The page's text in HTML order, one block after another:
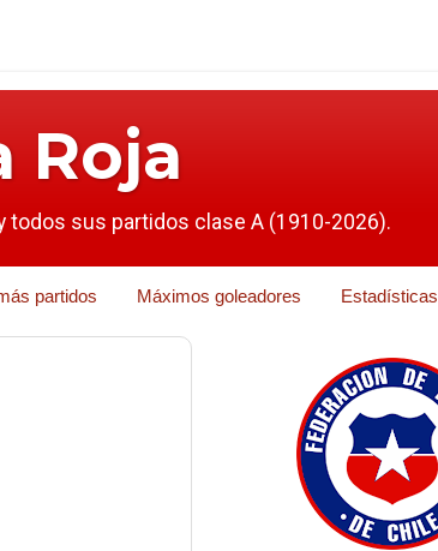
Roja
todos sus partidos clase A (1910-2026).
partidos Máximos goleadores Estadísticas